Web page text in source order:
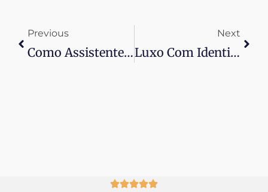
Previous
Como Assistentes Virtuais Podem Impulsionar Sua Estratégia De Marketing Digital
Next
Luxo Com Identidade: